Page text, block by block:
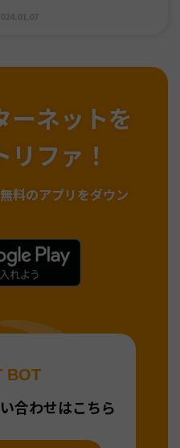
ーネットを
ファ！
料のアプリをダウン
BOT
合わせはこちら